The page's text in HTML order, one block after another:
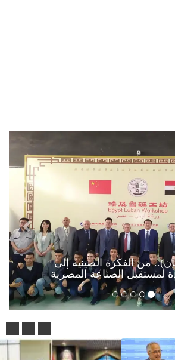
من الفكرة الصينية إلى
لمستقبل الصناعة المصرية